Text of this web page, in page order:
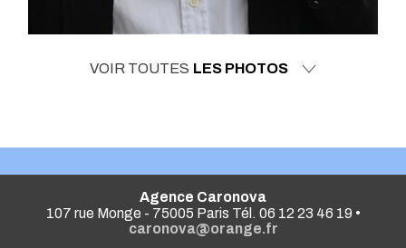
VOIR TOUTES LES PHOTOS
Agence Caronova
107 rue Monge - 75005 Paris Tél. 06 12 23 46 19 •
caronova@orange.fr